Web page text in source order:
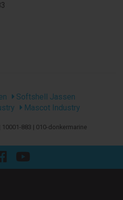
Softshell Jassen
Mascot Industry
883 | 010-donkermarine